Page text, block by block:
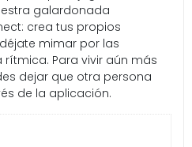
galardonada
crea tus propios
mimar por las
Para vivir aún más
dejar que otra persona
de la aplicación.